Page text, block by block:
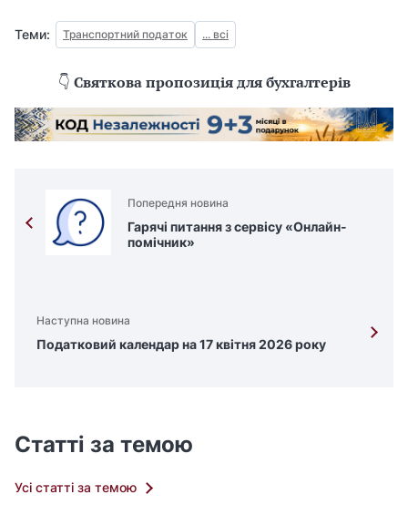
Теми: Транспортний податок ... всі
👇 Святкова пропозиція для бухгалтерів
Попередня новина
Гарячі питання з сервісу «Онлайн-
помічник»
Наступна новина
Податковий календар на 17 квітня 2026 року
Статті за темою
Усі статті за темою